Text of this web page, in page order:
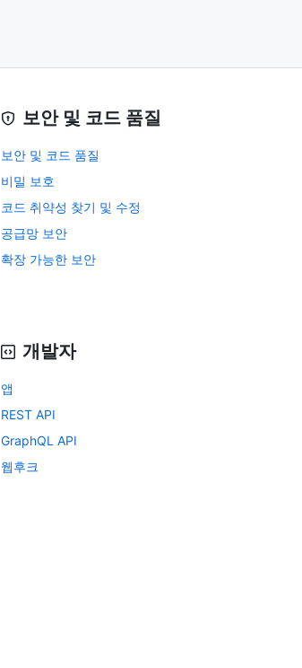
보안 및 코드 품질
보안 및 코드 품질
비밀 보호
코드 취약성 찾기 및 수정
공급망 보안
확장 가능한 보안
개발자
앱
REST API
GraphQL API
웹후크